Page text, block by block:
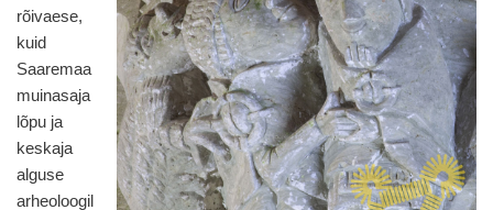
rõivaese,
kuid
Saaremaa
muinasaja
lõpu ja
keskaja
alguse
arheoloogil